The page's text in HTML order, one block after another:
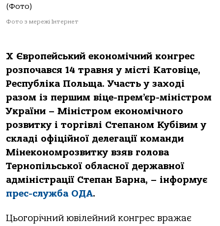
Фото з мережі Інтернет
Х Європейський економічний конгрес
розпочався 14 травня у місті Катовіце,
Республіка Польща. Участь у заході
разом із першим віце-прем’єр-міністром
України – Міністром економічного
розвитку і торгівлі Степаном Кубівим у
складі офіційної делегації команди
Мінекономрозвитку взяв голова
Тернопільської обласної державної
адміністрації Степан Барна, – інформує
прес-служба ОДА.
Цьогорічний ювілейний конгрес вражає